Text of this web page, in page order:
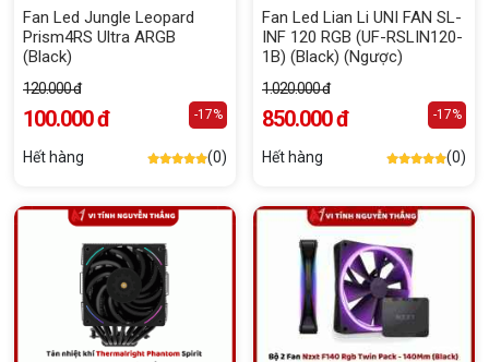
Fan Led Jungle Leopard
Prism4RS Ultra ARGB
(Black)
120.000 đ
100.000 đ -17%
Hết hàng (0)
Fan Led Lian Li UNI FAN SL-
INF 120 RGB (UF-RSLIN120-
1B) (Black) (Ngược)
1.020.000 đ
850.000 đ -17%
Hết hàng (0)